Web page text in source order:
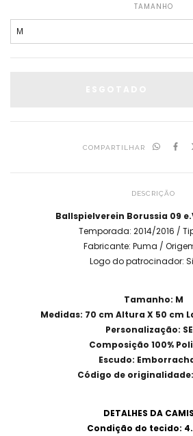
TAMANHO
COMPARTILHAR
DESCRIÇÃO
Ballspielverein Borussia 09
Temporada: 2014/2016 /
Fabricante: Puma /
Logo do patrocinador:
Tamanho: M
Medidas: 70 cm Altura X 50 cm
Personalização:
Composição 100%
Escudo:
Código de
DETALHES DA
Condição do tecido: